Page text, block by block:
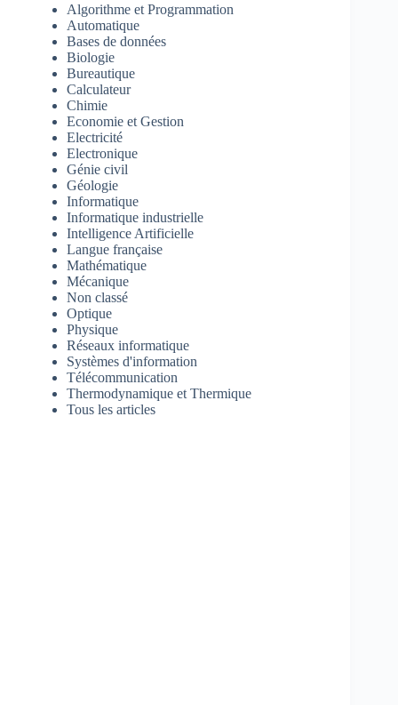
Algorithme et Programmation
Automatique
Bases de données
Biologie
Bureautique
Calculateur
Chimie
Economie et Gestion
Electricité
Electronique
Génie civil
Géologie
Informatique
Informatique industrielle
Intelligence Artificielle
Langue française
Mathématique
Mécanique
Non classé
Optique
Physique
Réseaux informatique
Systèmes d'information
Télécommunication
Thermodynamique et Thermique
Tous les articles